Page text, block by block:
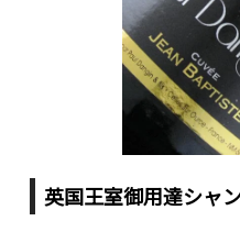
英国王室御用達シャ